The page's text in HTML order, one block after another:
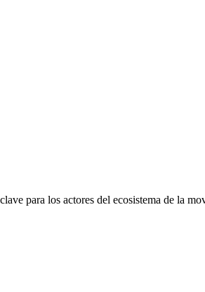
para los actores del ecosistema de la